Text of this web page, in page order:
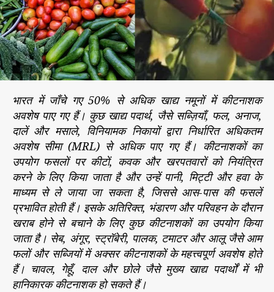
r
की
ना
श
क
अ
व
शे
षों
की
ब
ढ़
ती
स
म
भारत में जाँचे गए 50% से अधिक खाद्य नमूनों में कीटनाशक
अवशेष पाए गए हैं। कुछ खाद्य पदार्थ, जैसे सब्ज़ियाँ, फल, अनाज,
दालें और मसाले, विनियामक निकायों द्वारा निर्धारित अधिकतम
अवशेष सीमा (MRL) से अधिक पाए गए हैं। कीटनाशकों का
उपयोग फसलों पर कीटों, कवक और खरपतवारों को नियंत्रित
करने के लिए किया जाता है और उन्हें पानी, मिट्टी और हवा के
माध्यम से ले जाया जा सकता है, जिससे आस-पास की फसलें
प्रभावित होती हैं। इसके अतिरिक्त, भंडारण और परिवहन के दौरान
खराब होने से बचाने के लिए कुछ कीटनाशकों का उपयोग किया
जाता है। सेब, अंगूर, स्ट्रॉबेरी, पालक, टमाटर और आलू जैसे आम
फलों और सब्जियों में अक्सर कीटनाशकों के महत्त्वपूर्ण अवशेष होते
हैं। चावल, गेहूँ, दाल और छोले जैसे मुख्य खाद्य पदार्थों में भी
हानिकारक कीटनाशक हो सकते हैं।